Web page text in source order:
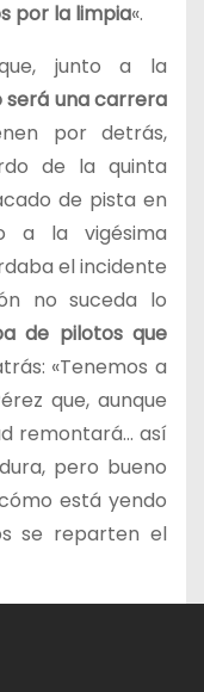
por la limpia«.
junto a la
será una carrera
por detrás,
de la quinta
de pista en
a la vigésima
el incidente
no suceda lo
de pilotos que
«Tenemos a
que, aunque
remontará… así
pero bueno
está yendo
se reparten el